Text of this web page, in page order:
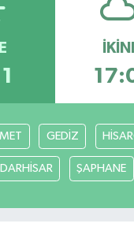
GEDİZ
ŞAPHANE